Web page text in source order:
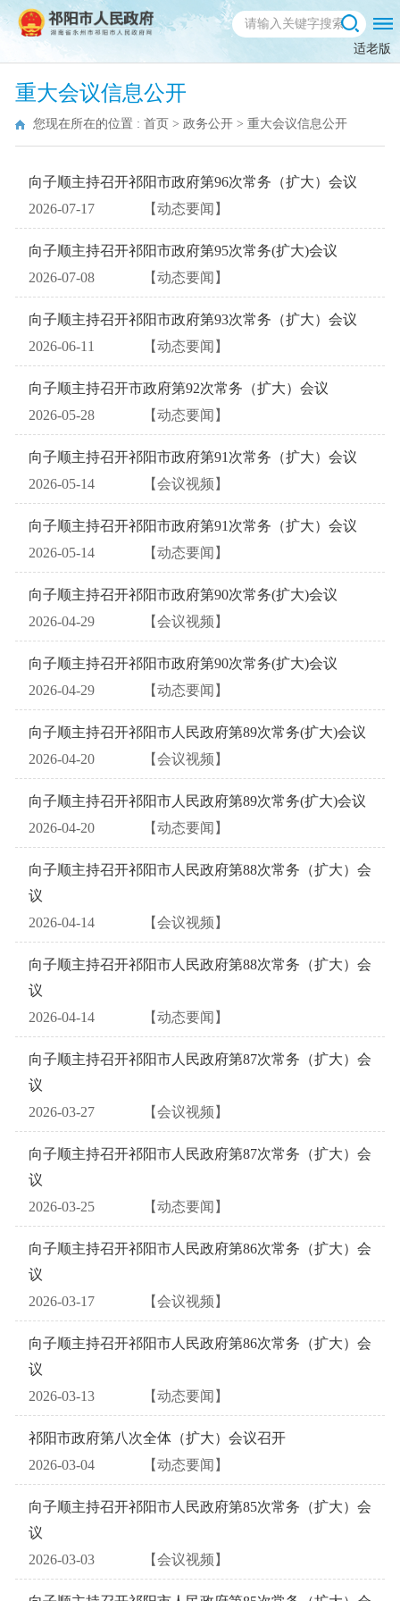
适老版
重大会议信息公开
您现在所在的位置 : 首页 > 政务公开 > 重大会议信息公开
向子顺主持召开祁阳市政府第96次常务（扩大）会议
2026-07-17
【动态要闻】
向子顺主持召开祁阳市政府第95次常务(扩大)会议
2026-07-08
【动态要闻】
向子顺主持召开祁阳市政府第93次常务（扩大）会议
2026-06-11
【动态要闻】
向子顺主持召开市政府第92次常务（扩大）会议
2026-05-28
【动态要闻】
向子顺主持召开祁阳市政府第91次常务（扩大）会议
2026-05-14
【会议视频】
向子顺主持召开祁阳市政府第91次常务（扩大）会议
2026-05-14
【动态要闻】
向子顺主持召开祁阳市政府第90次常务(扩大)会议
2026-04-29
【会议视频】
向子顺主持召开祁阳市政府第90次常务(扩大)会议
2026-04-29
【动态要闻】
向子顺主持召开祁阳市人民政府第89次常务(扩大)会议
2026-04-20
【会议视频】
向子顺主持召开祁阳市人民政府第89次常务(扩大)会议
2026-04-20
【动态要闻】
向子顺主持召开祁阳市人民政府第88次常务（扩大）会
议
2026-04-14
【会议视频】
向子顺主持召开祁阳市人民政府第88次常务（扩大）会
议
2026-04-14
【动态要闻】
向子顺主持召开祁阳市人民政府第87次常务（扩大）会
议
2026-03-27
【会议视频】
向子顺主持召开祁阳市人民政府第87次常务（扩大）会
议
2026-03-25
【动态要闻】
向子顺主持召开祁阳市人民政府第86次常务（扩大）会
议
2026-03-17
【会议视频】
向子顺主持召开祁阳市人民政府第86次常务（扩大）会
议
2026-03-13
【动态要闻】
祁阳市政府第八次全体（扩大）会议召开
2026-03-04
【动态要闻】
向子顺主持召开祁阳市人民政府第85次常务（扩大）会
议
2026-03-03
【会议视频】